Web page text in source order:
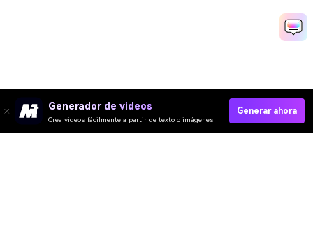
Generador de videos
Crea videos fácilmente a partir de texto o imágenes
Generar ahora